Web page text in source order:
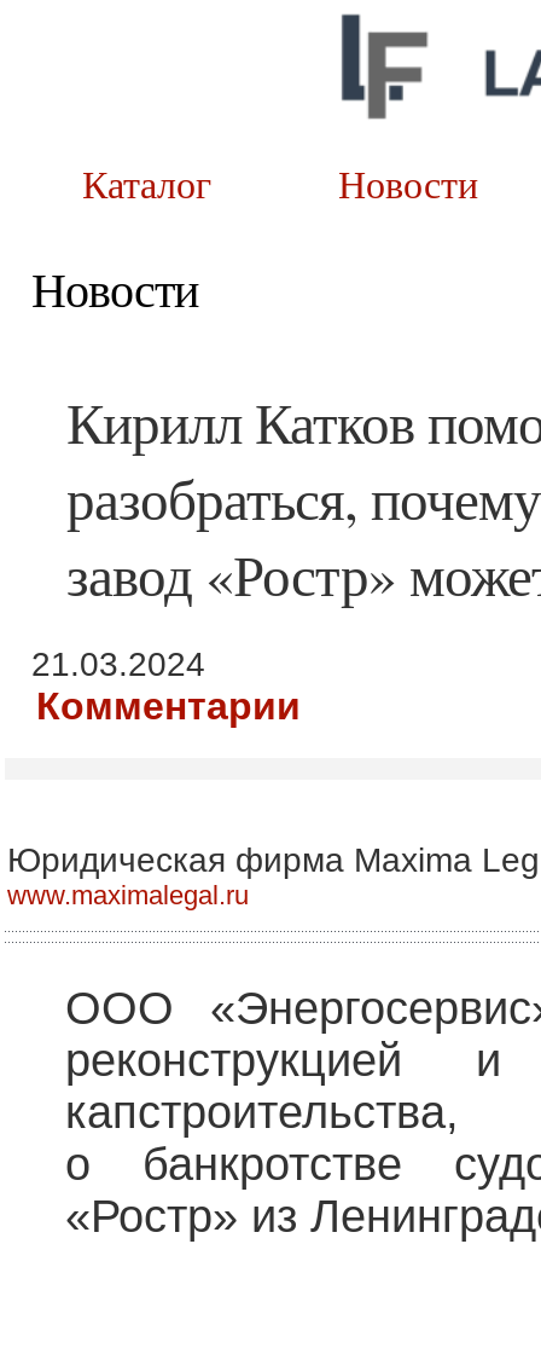
Каталог
Новости
Кирилл Катков
разобраться,
завод «Ростр»
21.03.2024
Комментарии
Юридическая фирма Maxima
www.maximalegal.ru
ООО
реконструкцией
о банкротстве
«Ростр» из